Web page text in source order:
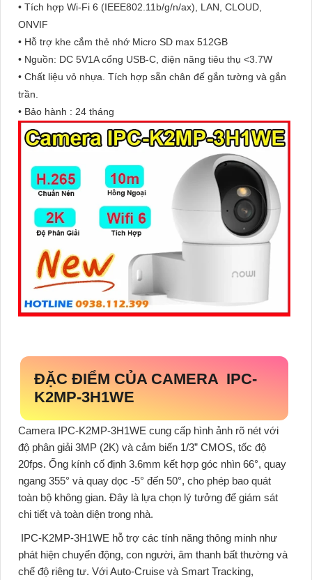
• Tích hợp Wi-Fi 6 (IEEE802.11b/g/n/ax), LAN, CLOUD,
ONVIF
• Hỗ trợ khe cắm thẻ nhớ Micro SD max 512GB
• Nguồn: DC 5V1A cổng USB-C, điện năng tiêu thụ <3.7W
• Chất liệu vỏ nhựa. Tích hợp sẵn chân đế gắn tường và gắn
trần.
• Bảo hành : 24 tháng
ĐẶC ĐIỂM CỦA CAMERA IPC-
K2MP-3H1WE
Camera IPC-K2MP-3H1WE cung cấp hình ảnh rõ nét với
độ phân giải 3MP (2K) và cảm biến 1/3” CMOS, tốc độ
20fps. Ống kính cố định 3.6mm kết hợp góc nhìn 66°, quay
ngang 355° và quay dọc -5° đến 50°, cho phép bao quát
toàn bộ không gian. Đây là lựa chọn lý tưởng để giám sát
chi tiết và toàn diện trong nhà.
IPC-K2MP-3H1WE hỗ trợ các tính năng thông minh như
phát hiện chuyển động, con người, âm thanh bất thường và
chế độ riêng tư. Với Auto-Cruise và Smart Tracking,